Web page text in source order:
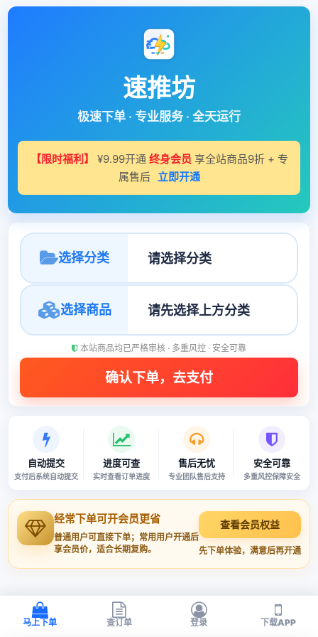
速推坊
极速下单 · 专业服务 · 全天运行
【限时福利】 ¥9.99开通 终身会员 享全站商品9折 + 专
属售后 立即开通
选择分类
选择商品
本站商品均已严格审核 · 多重风控 · 安全可靠
自动提交
支付后系统自动提交
进度可查
实时查看订单进度
售后无忧
专业团队售后支持
安全可靠
多重风控保障安全
经常下单可开会员更省
普通用户可直接下单；常用用户开通后
享会员价，适合长期复购。
查看会员权益
先下单体验，满意后再开通
马上下单 查订单 登录 下载APP